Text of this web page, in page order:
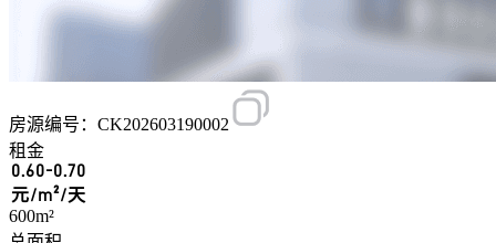
房源编号：CK202603190002
租金
0.60-0.70
元/m²/天
600m²